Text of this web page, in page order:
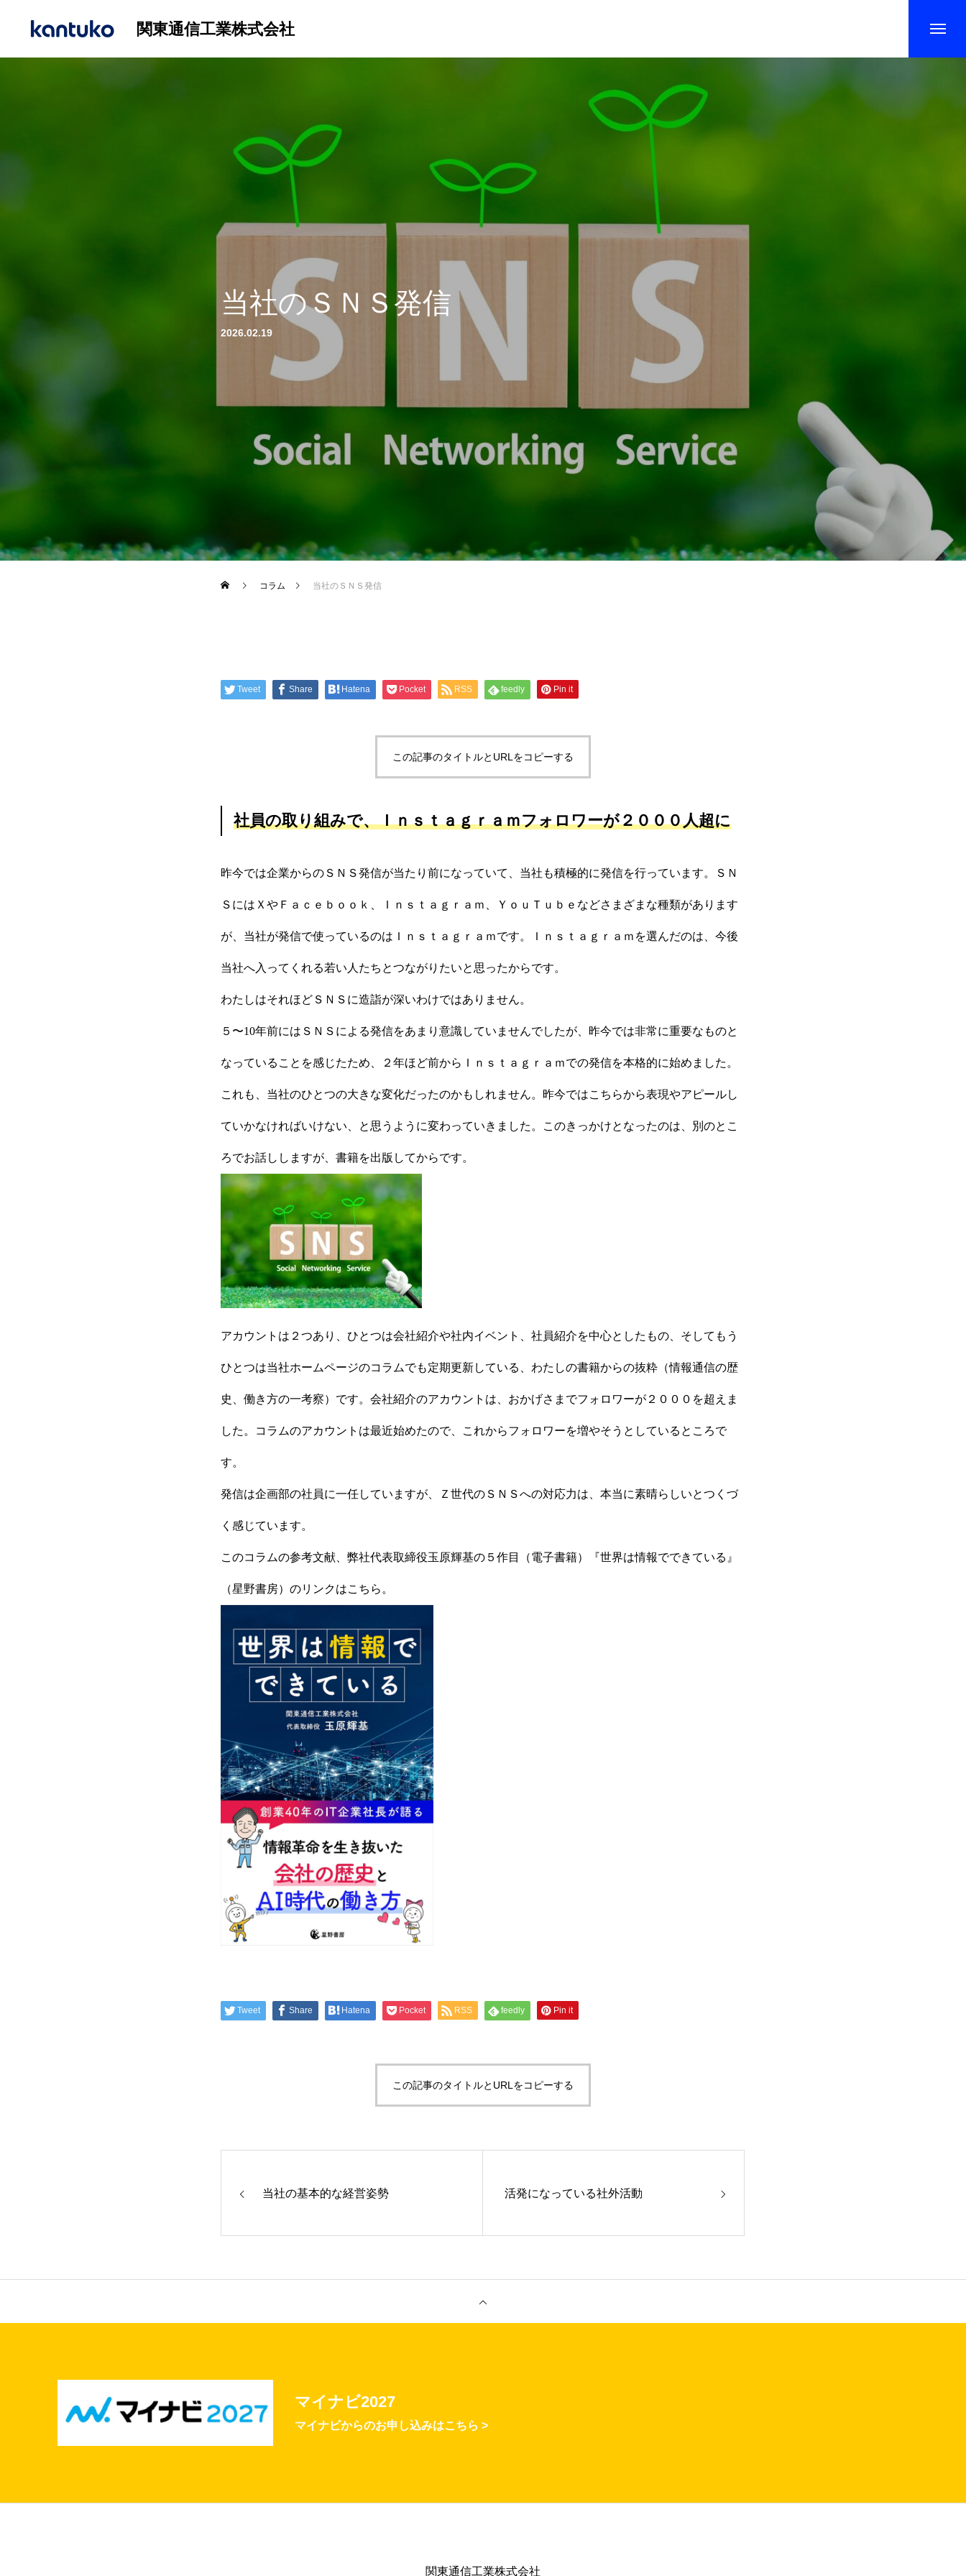
関東通信工業株式会社
情報セキュリティ基本方針
新着情報 会社概要 事業紹介 採用情報
個人情報保護方針 情報セキュリティ基本方針
当社のＳＮＳ発信
2026.02.19
コラム 当社のＳＮＳ発信
Tweet Share Hatena Pocket RSS feedly Pin it
この記事のタイトルとURLをコピーする
社員の取り組みで、Ｉｎｓｔａｇｒａｍフォロワーが２０００人超に
昨今では企業からのＳＮＳ発信が当たり前になっていて、当社も積極的に発信を行っています。ＳＮ
ＳにはＸやＦａｃｅｂｏｏｋ、Ｉｎｓｔａｇｒａｍ、ＹｏｕＴｕｂｅなどさまざまな種類があります
が、当社が発信で使っているのはＩｎｓｔａｇｒａｍです。Ｉｎｓｔａｇｒａｍを選んだのは、今後
当社へ入ってくれる若い人たちとつながりたいと思ったからです。
わたしはそれほどＳＮＳに造詣が深いわけではありません。
５〜10年前にはＳＮＳによる発信をあまり意識していませんでしたが、昨今では非常に重要なものと
なっていることを感じたため、２年ほど前からＩｎｓｔａｇｒａｍでの発信を本格的に始めました。
これも、当社のひとつの大きな変化だったのかもしれません。昨今ではこちらから表現やアピールし
ていかなければいけない、と思うように変わっていきました。このきっかけとなったのは、別のとこ
ろでお話ししますが、書籍を出版してからです。
アカウントは２つあり、ひとつは会社紹介や社内イベント、社員紹介を中心としたもの、そしてもう
ひとつは当社ホームページのコラムでも定期更新している、わたしの書籍からの抜粋（情報通信の歴
史、働き方の一考察）です。会社紹介のアカウントは、おかげさまでフォロワーが２０００を超えま
した。コラムのアカウントは最近始めたので、これからフォロワーを増やそうとしているところで
す。
発信は企画部の社員に一任していますが、Ｚ世代のＳＮＳへの対応力は、本当に素晴らしいとつくづ
く感じています。
このコラムの参考文献、弊社代表取締役玉原輝基の５作目（電子書籍）『世界は情報でできている』
（星野書房）のリンクはこちら 。
Tweet Share Hatena Pocket RSS feedly Pin it
この記事のタイトルとURLをコピーする
当社の基本的な経営姿勢 活発になっている社外活動
マイナビ2027
マイナビからのお申し込みはこちら >
関東通信工業株式会社